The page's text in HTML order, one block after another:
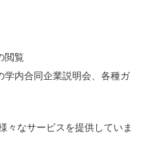
閲覧
学内合同企業説明会、各種ガ
なサービスを提供していま